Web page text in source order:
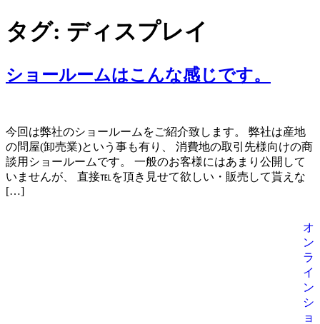
タグ: ディスプレイ
ショールームはこんな感じです。
今回は弊社のショールームをご紹介致します。 弊社は産地
の問屋(卸売業)という事も有り、 消費地の取引先様向けの商
談用ショールームです。 一般のお客様にはあまり公開して
いませんが、 直接℡を頂き見せて欲しい・販売して貰えな
[…]
オ
ン
ラ
イ
ン
シ
ョ